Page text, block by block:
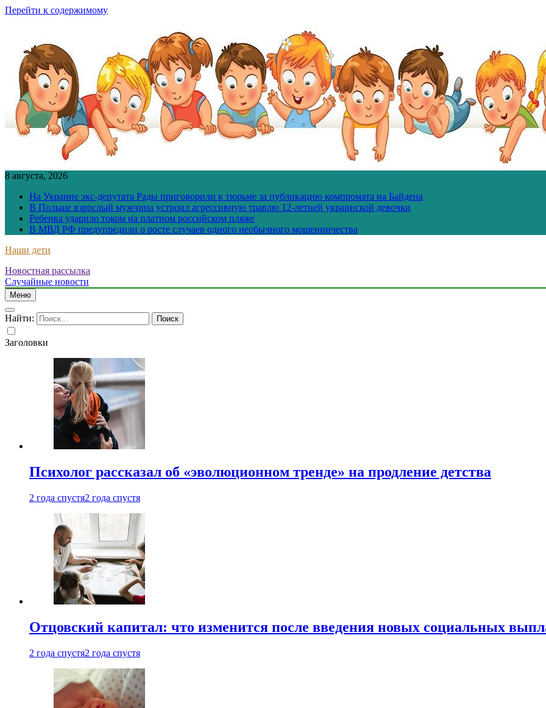
Перейти к содержимому
8 августа, 2026
На Украине экс-депутата Рады приговорили к тюрьме за публикацию компромата на Байдена
В Польше взрослый мужчина устроил агрессивную травлю 12-летней украинской девочки
Ребенка ударило током на платном российском пляже
В МВД РФ предупредили о росте случаев одного необычного мошенничества
Наши дети
Новостная рассылка
Случайные новости
Меню
Найти:
Заголовки
Психолог рассказал об «эволюционном тренде» на продление детства
2 года спустя2 года спустя
Отцовский капитал: что изменится после введения новых социальных
2 года спустя2 года спустя